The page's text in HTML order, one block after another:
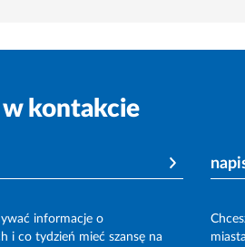
w kontakcie
informacje o
i co tydzień mieć szansę na